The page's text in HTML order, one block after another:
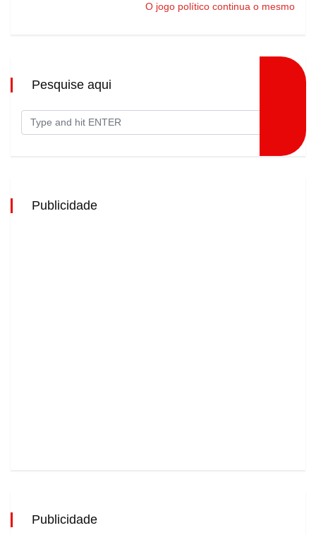
O jogo político continua o mesmo
Pesquise aqui
Publicidade
Publicidade